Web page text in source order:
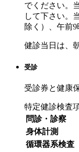
でください。
して下さい。
除く）、午前9
健診当日は、
受診
受診券と健康
特定健診検査
問診・診察
身体計測
循環器系検査